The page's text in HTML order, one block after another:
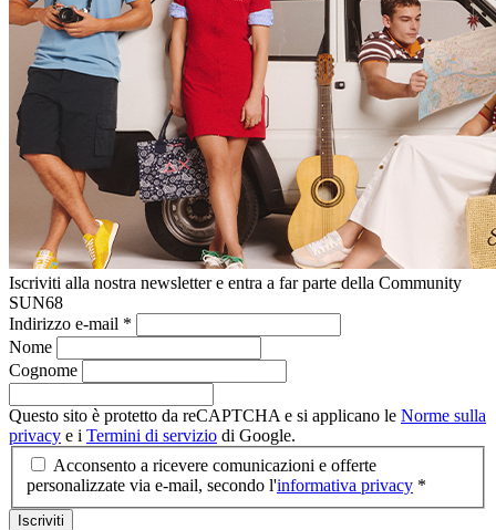
Iscriviti alla nostra newsletter e entra a far parte della Community
SUN68
Indirizzo e-mail *
Nome
Cognome
Questo sito è protetto da reCAPTCHA e si applicano le Norme sulla
privacy e i Termini di servizio di Google.
Acconsento a ricevere comunicazioni e offerte
personalizzate via e-mail, secondo l'informativa privacy *
Iscriviti